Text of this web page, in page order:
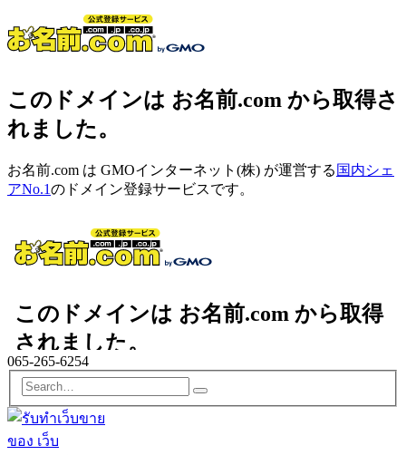
このドメインは お名前.com から取得さ
れました。
お名前.com は GMOインターネット(株) が運営する 国内シェ
アNo.1のドメイン登録サービスです。
065-265-6254